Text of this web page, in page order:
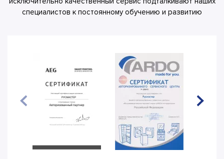
специалистов к постоянному обучению и развитию